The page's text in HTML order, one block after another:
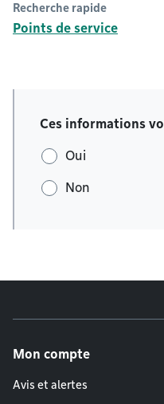
Recherche rapide
Points de service
Ces informations
Oui
Non
Mon compte
Avis et alertes